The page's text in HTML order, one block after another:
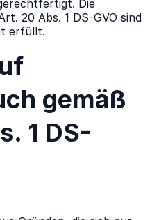
Die
20 Abs. 1 DS-GVO sind
erfüllt.
gemäß
1 DS-